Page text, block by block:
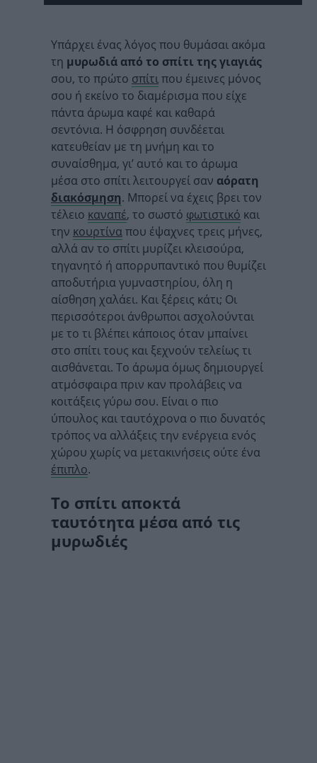
Υπάρχει ένας λόγος που θυμάσαι ακόμα
τη μυρωδιά από το σπίτι της γιαγιάς
σου, το πρώτο σπίτιπου έμεινες μόνος
σου ή εκείνο το διαμέρισμα που είχε
πάντα άρωμα καφέ και καθαρά
σεντόνια. Η όσφρηση συνδέεται
κατευθείαν με τη μνήμη και το
συναίσθημα, γι’ αυτό και το άρωμα
μέσα στο σπίτι λειτουργεί σαν αόρατη
διακόσμηση. Μπορεί να έχεις βρει τον
τέλειο καναπέ, το σωστό φωτιστικό και
την κουρτίναπου έψαχνες τρεις μήνες,
αλλά αν το σπίτι μυρίζει κλεισούρα,
τηγανητό ή απορρυπαντικό που θυμίζει
αποδυτήρια γυμναστηρίου, όλη η
αίσθηση χαλάει. Και ξέρεις κάτι; Οι
περισσότεροι άνθρωποι ασχολούνται
με το τι βλέπει κάποιος όταν μπαίνει
στο σπίτι τους και ξεχνούν τελείως τι
αισθάνεται. Το άρωμα όμως δημιουργεί
ατμόσφαιρα πριν καν προλάβεις να
κοιτάξεις γύρω σου. Είναι ο πιο
ύπουλος και ταυτόχρονα ο πιο δυνατός
τρόπος να αλλάξεις την ενέργεια ενός
χώρου χωρίς να μετακινήσεις ούτε ένα
έπιπλο.
Το σπίτι αποκτά
ταυτότητα μέσα από τις
μυρωδιές